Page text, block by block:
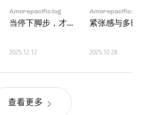
己”，但我不想被迫与众不同
Amorepacific:log
当停下脚步，才看见的工作意义
2025.12.12
Amorepacific:log
紧张感与多巴
2025.10.28
查看更多